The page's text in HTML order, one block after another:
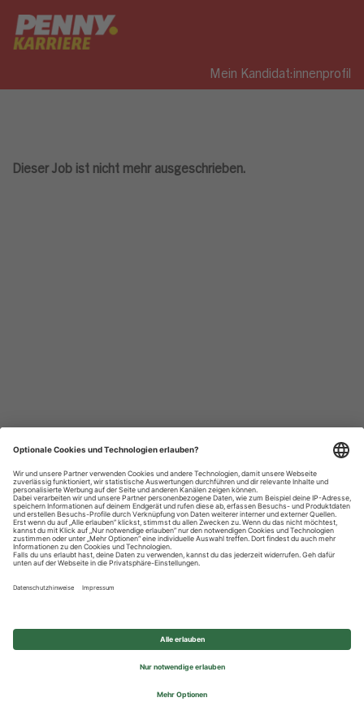
Mein Kandidat:innenprofil
Dieser Job ist nicht mehr ausgeschrieben.
Datenschutzhinweise
Impressum
Privatsphäre-Einstellungen
© 2026 REWE Group - All rights reserved